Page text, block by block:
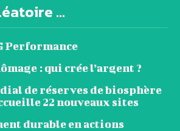
...
Performance
: qui crée l’argent ?
de réserves de biosphère
22 nouveaux sites
durable en actions